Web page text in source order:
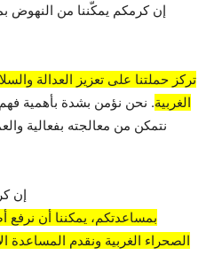
إن كرمكم يمكّننا من النهوض
تركز حملتنا على تعزيز العدالة
الغربية. نحن نؤمن بشدة بأهمية
نتمكن من معالجته بفعالية
إن
بمساعدتكم، يمكننا أن نرفع
الصحراء الغربية ونقدم المساعدة